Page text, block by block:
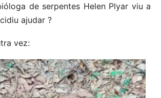
de serpentes Helen Plyar viu a
ajudar ?
vez: